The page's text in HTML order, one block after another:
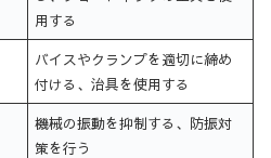
用する
バイスやクランプを適切に締め
付ける、治具を使用する
機械の振動を抑制する、防振対
策を行う